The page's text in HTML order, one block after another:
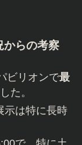
らの考察
ビリオンで最
た。
示は特に長時